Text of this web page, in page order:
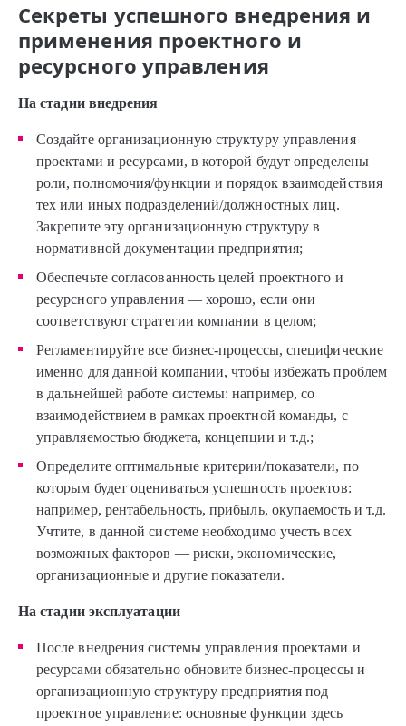
Секреты успешного внедрения и
применения проектного и
ресурсного управления
На стадии внедрения
Создайте организационную структуру управления
проектами и ресурсами, в которой будут определены
роли, полномочия/функции и порядок взаимодействия
тех или иных подразделений/должностных лиц.
Закрепите эту организационную структуру в
нормативной документации предприятия;
Обеспечьте согласованность целей проектного и
ресурсного управления — хорошо, если они
соответствуют стратегии компании в целом;
Регламентируйте все бизнес-процессы, специфические
именно для данной компании, чтобы избежать проблем
в дальнейшей работе системы: например, со
взаимодействием в рамках проектной команды, с
управляемостью бюджета, концепции и т.д.;
Определите оптимальные критерии/показатели, по
которым будет оцениваться успешность проектов:
например, рентабельность, прибыль, окупаемость и т.д.
Учтите, в данной системе необходимо учесть всех
возможных факторов — риски, экономические,
организационные и другие показатели.
На стадии эксплуатации
После внедрения системы управления проектами и
ресурсами обязательно обновите бизнес-процессы и
организационную структуру предприятия под
проектное управление: основные функции здесь